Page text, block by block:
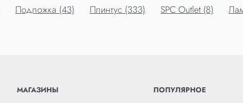
Подложка (43) Плинтус (333) SPC Outlet (8)
МАГАЗИНЫ ПОПУЛЯРНОЕ